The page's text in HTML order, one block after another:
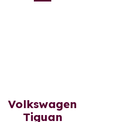
Volkswagen
Tiguan